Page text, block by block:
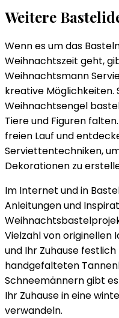
Weitere
Wenn es um das
Weihnachtszeit geht,
Weihnachtsmann
kreative Möglichkeiten.
Weihnachtsengel
Tiere und Figuren
freien Lauf und
Serviettentechniken,
Dekorationen zu
Im Internet und in
Anleitungen und
Vielzahl von originellen
und Ihr Zuhause
handgefalteten
Schneemännern gibt
Ihr Zuhause in eine
verwandeln.